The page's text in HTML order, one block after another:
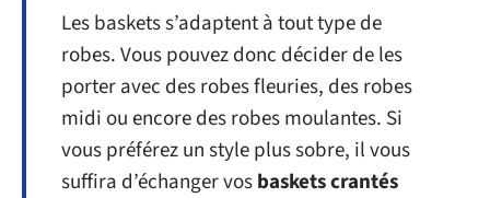
Les baskets s’adaptent à tout type de
robes. Vous pouvez donc décider de les
porter avec des robes fleuries, des robes
midi ou encore des robes moulantes. Si
vous préférez un style plus sobre, il vous
suffira d’échanger vosbaskets crantés